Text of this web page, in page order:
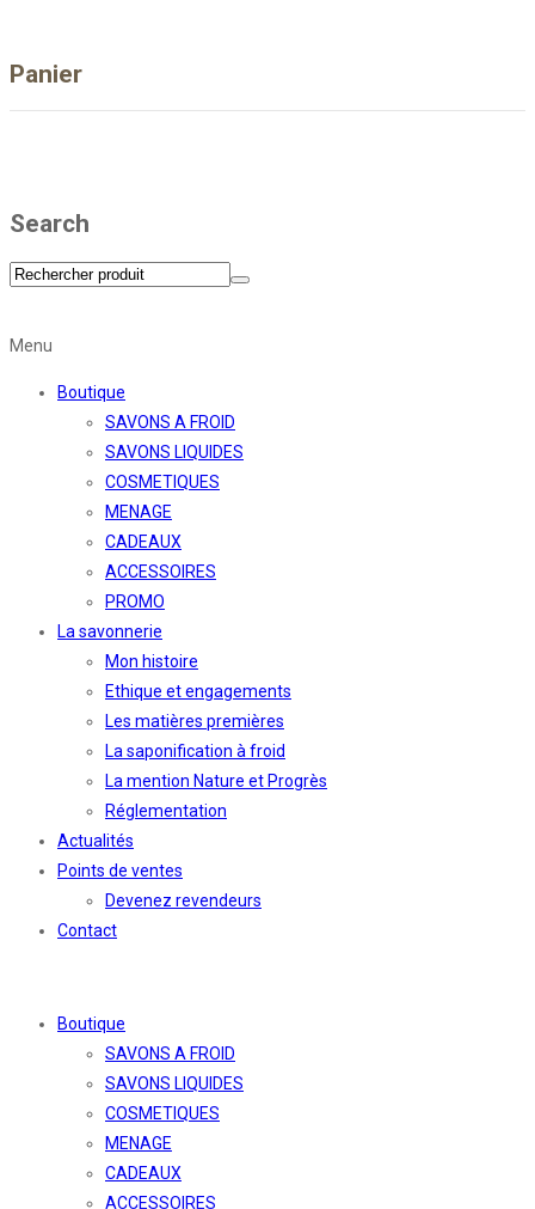
Panier
Search
Menu
Boutique
SAVONS A FROID
SAVONS LIQUIDES
COSMETIQUES
MENAGE
CADEAUX
ACCESSOIRES
PROMO
La savonnerie
Mon histoire
Ethique et engagements
Les matières premières
La saponification à froid
La mention Nature et Progrès
Réglementation
Actualités
Points de ventes
Devenez revendeurs
Contact
Boutique
SAVONS A FROID
SAVONS LIQUIDES
COSMETIQUES
MENAGE
CADEAUX
ACCESSOIRES